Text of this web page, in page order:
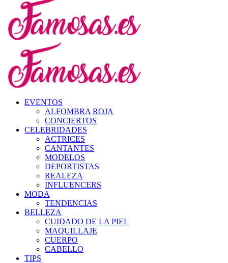
EVENTOS
ALFOMBRA ROJA
CONCIERTOS
CELEBRIDADES
ACTRICES
CANTANTES
MODELOS
DEPORTISTAS
REALEZA
INFLUENCERS
MODA
TENDENCIAS
BELLEZA
CUIDADO DE LA PIEL
MAQUILLAJE
CUERPO
CABELLO
TIPS